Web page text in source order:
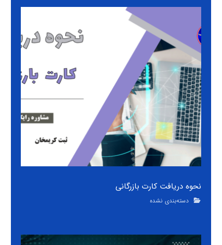
نحوه دریافت کارت بازرگانی
دسته‌بندی نشده